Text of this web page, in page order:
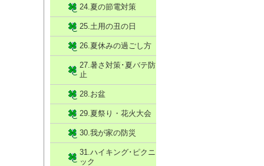
24.夏の節電対策
25.土用の丑の日
26.夏休みの過ごし方
27.暑さ対策･夏バテ防
止
28.お盆
29.夏祭り・花火大会
30.我が家の防災
31.ハイキング･ピクニ
ック